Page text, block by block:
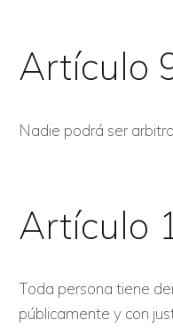
Artículo
Nadie podrá ser
Artículo
Toda persona tiene
públicamente y con